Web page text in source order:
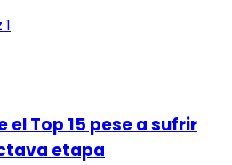
el Top 15 pese a sufrir
etapa